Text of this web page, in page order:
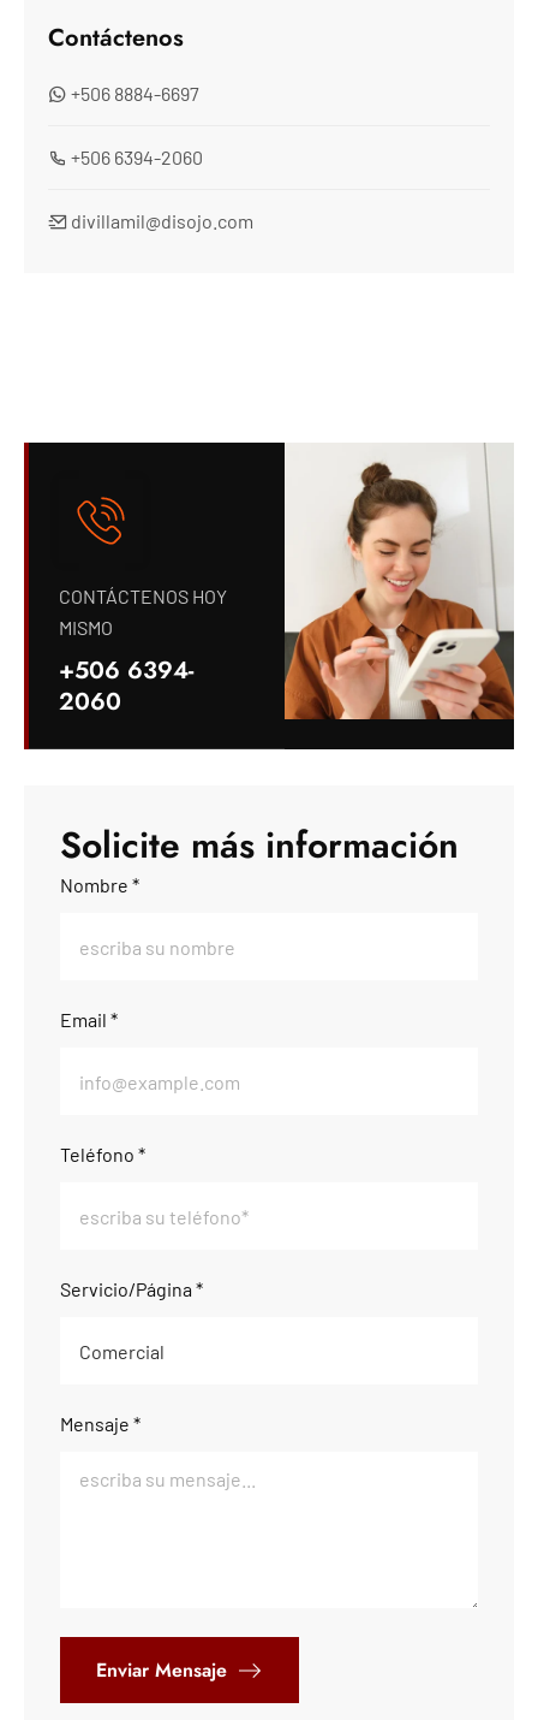
Contáctenos
+506 8884-6697
+506 6394-2060
divillamil@disojo.com
CONTÁCTENOS HOY
MISMO
+506 6394-
2060
Solicite más información
Nombre *
Email *
Teléfono *
Servicio/Página *
Mensaje *